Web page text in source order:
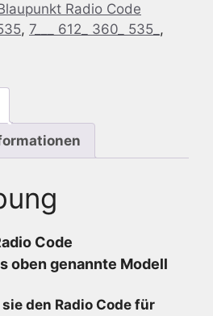
Radio Code
, 7___ 612_ 360_ 535_ ,
Code
oben genannte Modell
den Radio Code für